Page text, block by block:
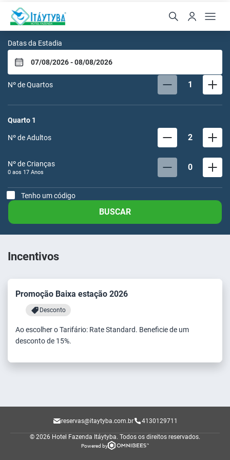
Hotel Fazenda Itáytyba
Datas da Estadia
Nº de Quartos 1
Quarto 1
Nº de Adultos 2
Nº de Crianças
0 aos 17 Anos 0
Tenho um código
BUSCAR
Incentivos
Promoção Baixa estação 2026
Desconto
Ao escolher o Tarifário: Rate Standard. Beneficie de um
desconto de 15%.
reservas@itaytyba.com.br 4130129711
© 2026 Hotel Fazenda Itáytyba. Todos os direitos reservados.
Powered by